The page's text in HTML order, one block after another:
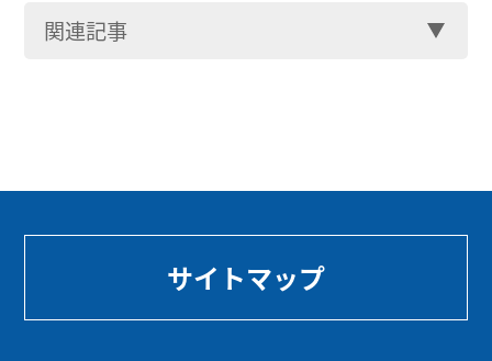
関連記事
サイトマップ